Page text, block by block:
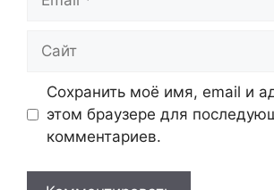
Сайт
Сохранить моё имя, email и
этом браузере для
комментариев.